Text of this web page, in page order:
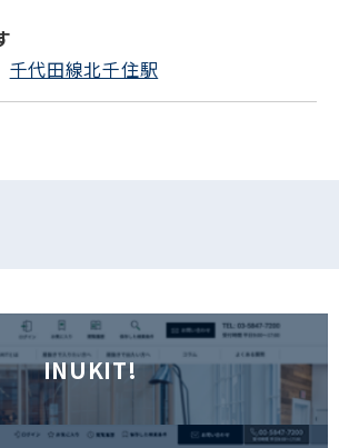
フォームでお問い合わせ
千代田線北千住駅
INUKIT!